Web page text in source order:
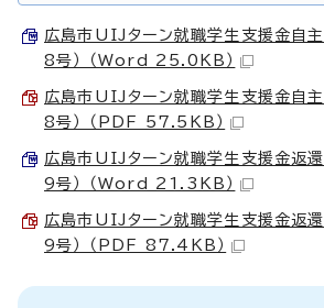
広島市UIJターン就職学生支援金自主
8号） （Word 25.0KB）
広島市UIJターン就職学生支援金自主
8号） （PDF 57.5KB）
広島市UIJターン就職学生支援金返還
9号） （Word 21.3KB）
広島市UIJターン就職学生支援金返還
9号） （PDF 87.4KB）